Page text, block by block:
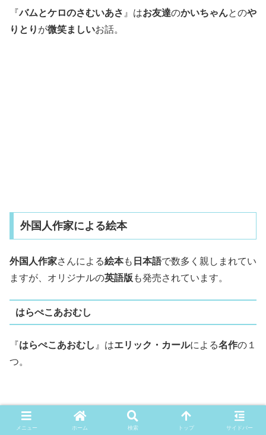
『バムとケロのさむいあさ 』はお友達のかいちゃんとのや
りとり が微笑ましいお話。
外国人作家による絵本
外国人作家さんによる絵本も 日本語で数多く親しまれてい
ますが、オリジナルの英語版 も発売されています。
はらぺこあおむし
『 はらぺこあおむし 』はエリック・カールによる名作の１
つ。
内容が頭に入っていて、 英語版 も抵抗なく読めそう。
メニュー ホーム 検索 トップ サイドバー